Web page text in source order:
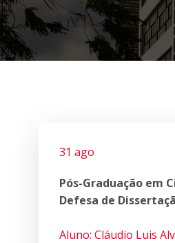
31 ago
Pós-Graduação em
Defesa de
Aluno: Cláudio Luis